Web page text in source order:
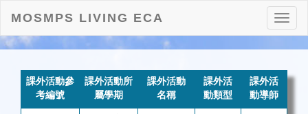
打
開
MOSMPS LIVING ECA
課外活動參
考編號
課外活動所
屬學期
課外活動
名稱
課外活
動類型
課外活
動導師